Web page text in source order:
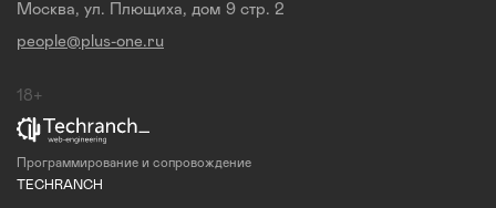
Москва, ул. Плющиха, дом 9 стр. 2
people@plus-one.ru
18+
Программирование и сопровождение
TECHRANCH